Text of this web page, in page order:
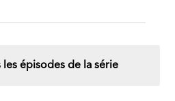
épisodes de la série